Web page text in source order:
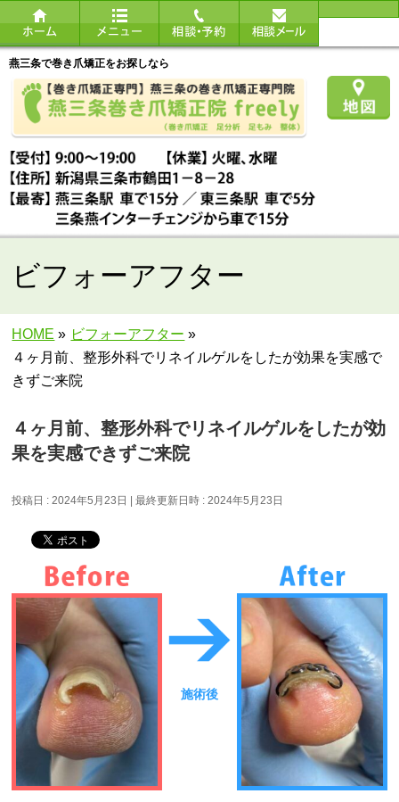
燕三条で巻き爪矯正をお探しなら
ビフォーアフター
HOME » ビフォーアフター »
４ヶ月前、整形外科でリネイルゲルをしたが効果を実感で
きずご来院
４ヶ月前、整形外科でリネイルゲルをしたが効
果を実感できずご来院
投稿日 : 2024年5月23日 最終更新日時 : 2024年5月23日
施術後